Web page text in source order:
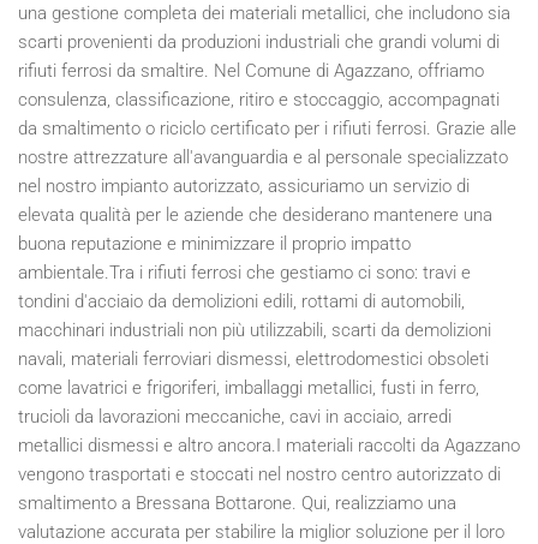
una gestione completa dei materiali metallici, che includono sia
scarti provenienti da produzioni industriali che grandi volumi di
rifiuti ferrosi da smaltire. Nel Comune di Agazzano, offriamo
consulenza, classificazione, ritiro e stoccaggio, accompagnati
da smaltimento o riciclo certificato per i rifiuti ferrosi. Grazie alle
nostre attrezzature all'avanguardia e al personale specializzato
nel nostro impianto autorizzato, assicuriamo un servizio di
elevata qualità per le aziende che desiderano mantenere una
buona reputazione e minimizzare il proprio impatto
ambientale.Tra i rifiuti ferrosi che gestiamo ci sono: travi e
tondini d'acciaio da demolizioni edili, rottami di automobili,
macchinari industriali non più utilizzabili, scarti da demolizioni
navali, materiali ferroviari dismessi, elettrodomestici obsoleti
come lavatrici e frigoriferi, imballaggi metallici, fusti in ferro,
trucioli da lavorazioni meccaniche, cavi in acciaio, arredi
metallici dismessi e altro ancora.I materiali raccolti da Agazzano
vengono trasportati e stoccati nel nostro centro autorizzato di
smaltimento a Bressana Bottarone. Qui, realizziamo una
valutazione accurata per stabilire la miglior soluzione per il loro